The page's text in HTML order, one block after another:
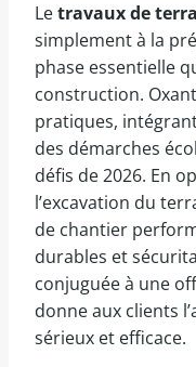
Letravaux de
simplement à la
phase essentielle
construction.
pratiques,
des démarches
défis de 2026. En
l’excavation du
de chantier
durables et
conjuguée à une
donne aux clients
sérieux et efficace.